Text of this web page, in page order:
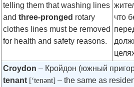
telling them that washing lines
and three-pronged rotary
clothes lines must be removed
for health and safety reasons.
что
Croydon – Кройдон (южный
tenant [‘tenənt] – the same as